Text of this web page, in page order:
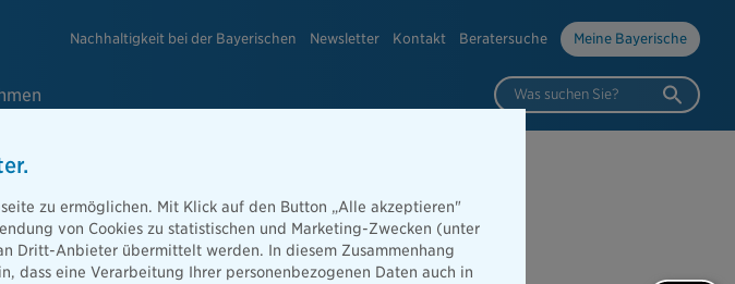
Nachhaltigkeit bei der Bayerischen Newsletter Kontakt Beratersuche Meine Bayerische
Was suchen Sie?
zu ermöglichen. Mit Klick auf den Button „Alle akzeptieren"
von Cookies zu statistischen und Marketing-Zwecken (unter
Dritt-Anbieter übermittelt werden. In diesem Zusammenhang
dass eine Verarbeitung Ihrer personenbezogenen Daten auch in